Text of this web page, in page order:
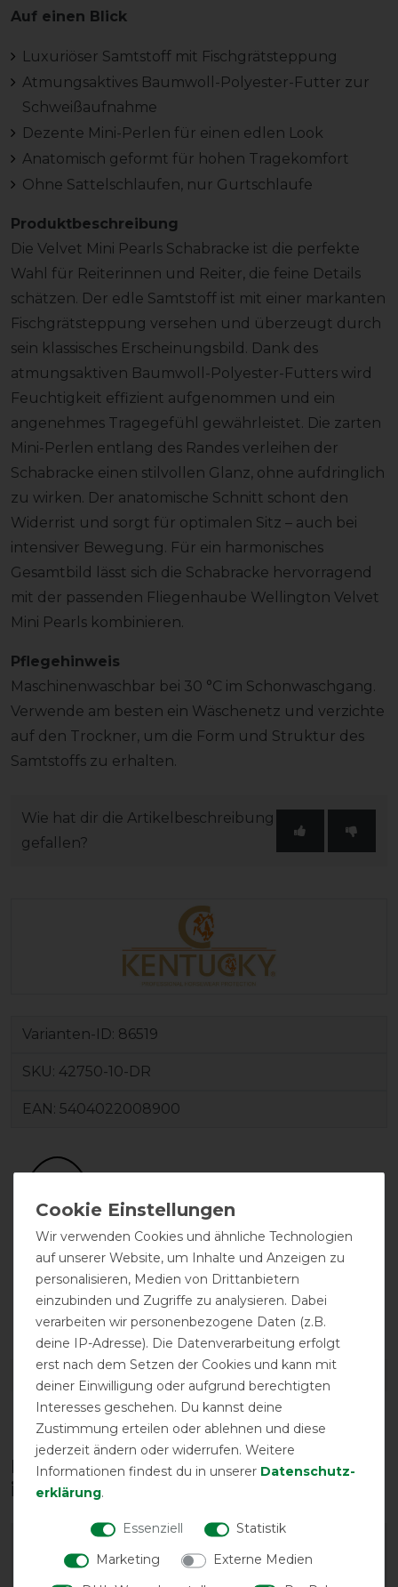
Auf einen Blick
Luxuriöser Samtstoff mit Fischgrätsteppung
Atmungsaktives Baumwoll-Polyester-Futter zur
Schweißaufnahme
Dezente Mini-Perlen für einen edlen Look
Anatomisch geformt für hohen Tragekomfort
Ohne Sattelschlaufen, nur Gurtschlaufe
Produktbeschreibung
Die Velvet Mini Pearls Schabracke ist die perfekte
Wahl für Reiterinnen und Reiter, die feine Details
schätzen. Der edle Samtstoff ist mit einer markanten
Fischgrätsteppung versehen und überzeugt durch
sein klassisches Erscheinungsbild. Dank des
atmungsaktiven Baumwoll-Polyester-Futters wird
Feuchtigkeit effizient aufgenommen und ein
angenehmes Tragegefühl gewährleistet. Die zarten
Mini-Perlen entlang des Randes verleihen der
Schabracke einen stilvollen Glanz, ohne aufdringlich
zu wirken. Der anatomische Schnitt schont den
Widerrist und sorgt für optimalen Sitz – auch bei
intensiver Bewegung. Für ein harmonisches
Gesamtbild lässt sich die Schabracke hervorragend
mit der passenden Fliegenhaube Wellington Velvet
Mini Pearls kombinieren.
Pflegehinweis
Maschinenwaschbar bei 30 °C im Schonwaschgang.
Verwende am besten ein Wäschenetz und verzichte
auf den Trockner, um die Form und Struktur des
Samtstoffs zu erhalten.
Wie hat dir die Artikelbeschreibung
gefallen?
Varianten-ID: 86519
SKU: 42750-10-DR
EAN: 5404022008900
atmungsaktiv
Diese Produkte könnten dich auch
interessieren
Wir verwenden Cookies und ähnliche Technologien
auf unserer Website, um Inhalte und Anzeigen zu
personalisieren, Medien von Drittanbietern
einzubinden und Zugriffe zu analysieren. Dabei
verarbeiten wir personenbezogene Daten (z.B.
deine IP-Adresse). Die Datenverarbeitung erfolgt
erst nach dem Setzen der Cookies und kann mit
deiner Einwilligung oder aufgrund berechtigten
Interesses geschehen. Du kannst deine
Zustimmung erteilen oder ablehnen und diese
jederzeit ändern oder widerrufen. Weitere
Informationen findest du in unserer Daten­schutz­
erklärung.
Essenziell
Statistik
Marketing
Externe Medien